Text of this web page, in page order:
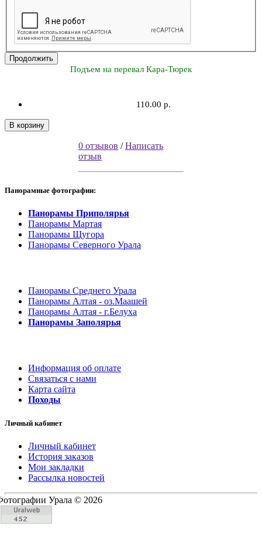
Продолжить
Подъем на перевал Кара-Тюрек
110.00 р.
В корзину
0 отзывов /Написать
отзыв
Панорамные фотографии:
Панорамы Приполярья
Панорамы Мартая
Панорамы Щугора
Панорамы Северного Урала
Панорамы Среднего Урала
Панорамы Алтая - оз.Маашей
Панорамы Алтая - г.Белуха
Панорамы Заполярья
Информация об оплате
Связаться с нами
Карта сайта
Походы
Личный кабинет
Личный кабинет
История заказов
Мои закладки
Рассылка новостей
Урала © 2026